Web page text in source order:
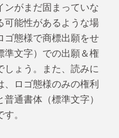
ンがまだ固まっていな
可能性があるような場
ゴ態様で商標出願をせ
準文字）での出願＆権
しょう。また、読みに
、ロゴ態様のみの権利
通書体（標準文字）
。